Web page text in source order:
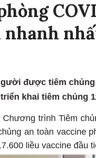
nhanh
được tiêm
khai tiêm chủng
Chương trình Tiêm
an toàn vaccine
liều vaccine đầu